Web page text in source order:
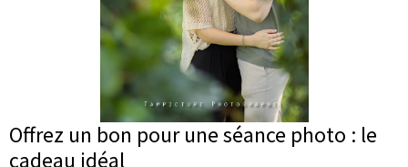
Offrez un bon pour une séance photo : le
cadeau idéal